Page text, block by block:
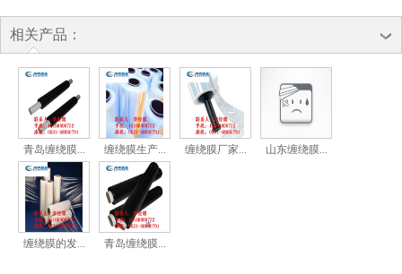
相关产品：
青岛缠绕膜... 缠绕膜生产... 缠绕膜厂家... 山东缠绕膜...
缠绕膜的发... 青岛缠绕膜...